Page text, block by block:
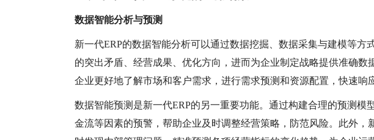
数据智能分析与预测
新一代ERP的数据智能分析可以通过数据挖掘、数据采集与建模等方
的突出矛盾、经营成果、优化方向，进而为企业制定战略提供准确数
企业更好地了解市场和客户需求，进行需求预测和资源配置，快速响
数据智能预测是新一代ERP的另一重要功能。通过构建合理的预测模
金流等因素的预警，帮助企业及时调整经营策略，防范风险。此外，